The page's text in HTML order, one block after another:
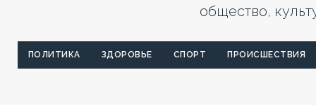
общество,
ПОЛИТИКА ЗДОРОВЬЕ СПОРТ ПРОИСШЕСТВИЯ